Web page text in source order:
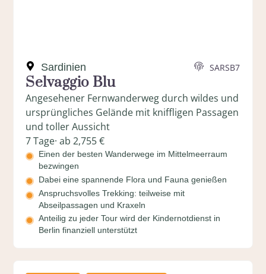
Sardinien SARSB7
Selvaggio Blu
Angesehener Fernwanderweg durch wildes und
ursprüngliches Gelände mit kniffligen Passagen
und toller Aussicht
7 Tage· ab 2,755 €
Einen der besten Wanderwege im Mittelmeerraum
bezwingen
Dabei eine spannende Flora und Fauna genießen
Anspruchsvolles Trekking: teilweise mit
Abseilpassagen und Kraxeln
Anteilig zu jeder Tour wird der Kindernotdienst in
Berlin finanziell unterstützt